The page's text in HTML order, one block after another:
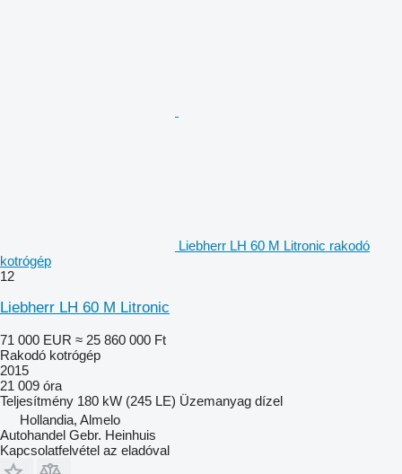
Liebherr LH 60 M Litronic rakodó
kotrógép
12
Liebherr LH 60 M Litronic
71 000 EUR ≈ 25 860 000 Ft
Rakodó kotrógép
2015
21 009 óra
Teljesítmény 180 kW (245 LE) Üzemanyag dízel
Hollandia, Almelo
Autohandel Gebr. Heinhuis
Kapcsolatfelvétel az eladóval